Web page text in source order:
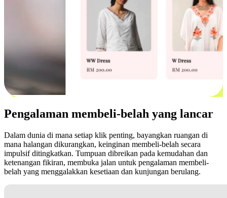
Pengalaman membeli-belah yang lancar
Dalam dunia di mana setiap klik penting, bayangkan ruangan di
mana halangan dikurangkan, keinginan membeli-belah secara
impulsif ditingkatkan. Tumpuan dibreikan pada kemudahan dan
ketenangan fikiran, membuka jalan untuk pengalaman membeli-
belah yang menggalakkan kesetiaan dan kunjungan berulang.